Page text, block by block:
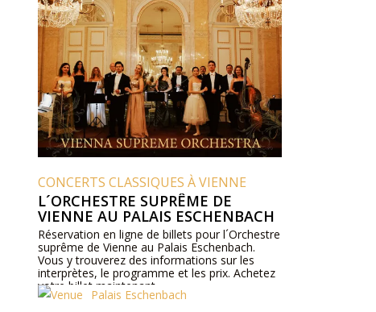
CONCERTS CLASSIQUES À VIENNE
L´ORCHESTRE SUPRÊME DE
VIENNE AU PALAIS ESCHENBACH
Réservation en ligne de billets pour l´Orchestre
suprême de Vienne au Palais Eschenbach.
Vous y trouverez des informations sur les
interprètes, le programme et les prix. Achetez
votre billet maintenant.
Palais Eschenbach